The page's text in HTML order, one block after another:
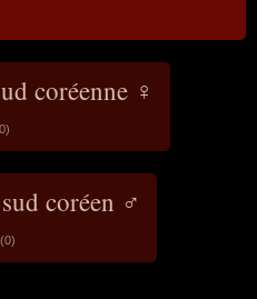
coréenne ♀
coréen ♂
(0)